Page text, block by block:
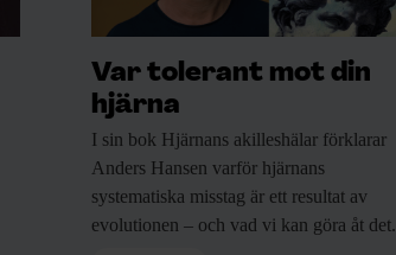
Var tolerant mot din
hjärna
I sin bok Hjärnans akilleshälar förklarar
Anders Hansen varför hjärnans
systematiska misstag är ett resultat av
evolutionen – och vad vi kan göra åt det.